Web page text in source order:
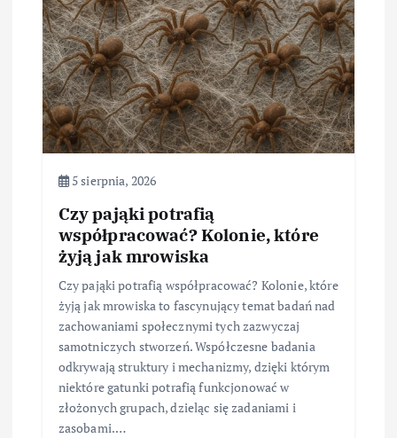
5 sierpnia, 2026
Czy pająki potrafią
współpracować? Kolonie, które
żyją jak mrowiska
Czy pająki potrafią współpracować? Kolonie, które
żyją jak mrowiska to fascynujący temat badań nad
zachowaniami społecznymi tych zazwyczaj
samotniczych stworzeń. Współczesne badania
odkrywają struktury i mechanizmy, dzięki którym
niektóre gatunki potrafią funkcjonować w
złożonych grupach, dzieląc się zadaniami i
zasobami.…